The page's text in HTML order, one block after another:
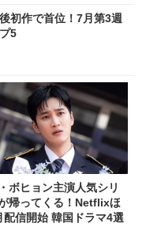
初作で首位！7月第3週
5
ボヒョン主演人気シリ
帰ってくる！Netflixほ
配信開始 韓国ドラマ4選